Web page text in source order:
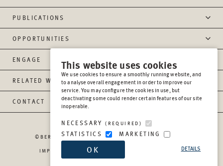
PUBLICATIONS
OPPORTUNITIES
ENGAGE
RELATED WEBSITES
CONTACT
©BERGHOF FOUNDATION OPERATIONS GGMBH
IMPRESSUM
PRIVACY
REPORT MISCONDUCT
TRANSPARENCY
This website uses cookies
We use cookies to ensure a smoothly running website, and
to analyse overall engagement in order to improve our
service. You may configure the cookies in use, but
deactivating some could render certain features of our site
inoperable.
NECESSARY(REQUIRED)
STATISTICS MARKETING
DETAILS
OK